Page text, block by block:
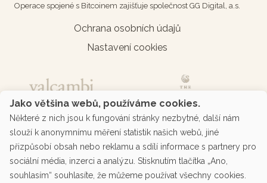
Operace spojené s Bitcoinem zajišťuje společnost GG Digital, a.s.
Ochrana osobních údajů
Nastavení cookies
Jako většina webů, používáme cookies.
Některé z nich jsou k fungování stránky nezbytné, další nám
slouží k anonymnímu měření statistik našich webů, jiné
přizpůsobí obsah nebo reklamu a sdílí informace s partnery pro
sociální média, inzerci a analýzu. Stisknutím tlačítka „Ano,
souhlasím“ souhlasíte, že můžeme používat všechny cookies.